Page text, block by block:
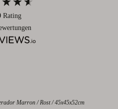
Rating
Marron / Rost / 45x45x52cm